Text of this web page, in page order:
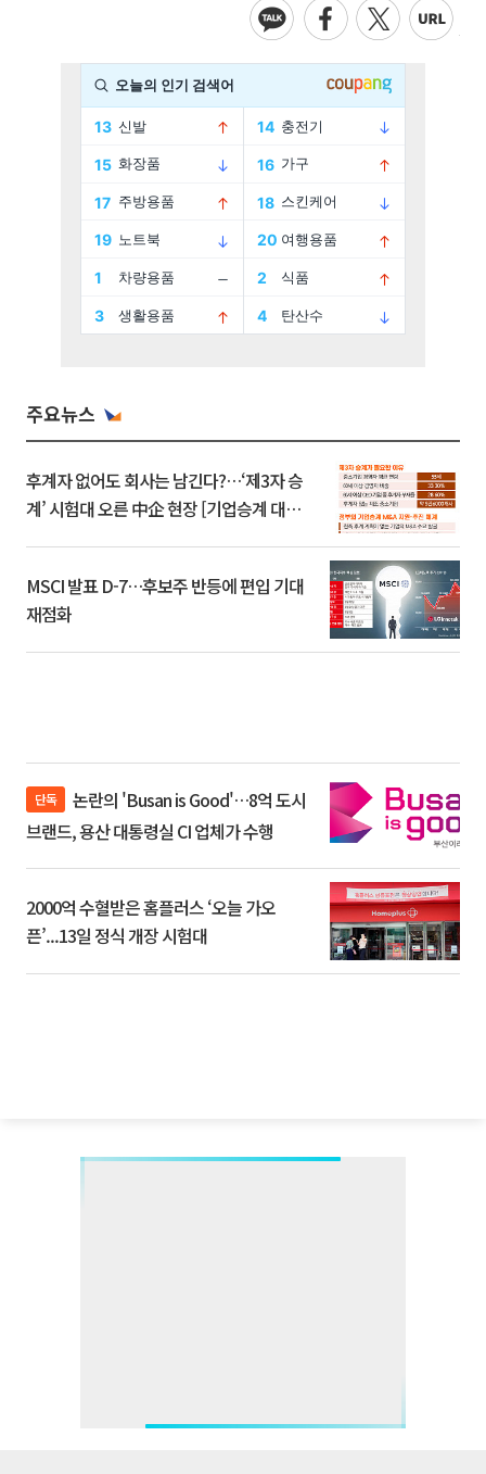
주요뉴스
후계자 없어도 회사는 남긴다?…‘제3자 승
계’ 시험대 오른 中企 현장 [기업승계 대전
MSCI 발표 D-7…후보주 반등에 편입 기대
재점화
단독
브랜드, 용산 대통령실 CI 업체가 수행
2000억 수혈받은 홈플러스 ‘오늘 가오
픈’...13일 정식 개장 시험대